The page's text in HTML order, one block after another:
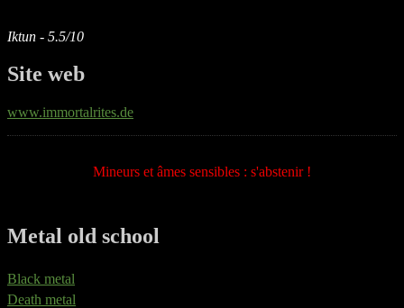
Iktun - 5.5/10
Site web
www.immortalrites.de
Mineurs et âmes sensibles : s'abstenir !
Metal old school
Black metal
Death metal